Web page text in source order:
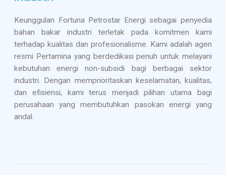
Keunggulan Fortuna Petrostar Energi sebagai penyedia
bahan bakar industri terletak pada komitmen kami
terhadap kualitas dan profesionalisme. Kami adalah agen
resmi Pertamina yang berdedikasi penuh untuk melayani
kebutuhan energi non-subsidi bagi berbagai sektor
industri. Dengan memprioritaskan keselamatan, kualitas,
dan efisiensi, kami terus menjadi pilihan utama bagi
perusahaan yang membutuhkan pasokan energi yang
andal.